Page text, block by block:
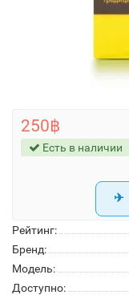
Рейтинг:
Бренд:
Модель:
Доступно:
250฿
Есть в наличии